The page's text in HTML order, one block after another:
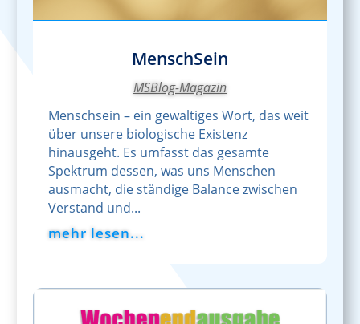
MenschSein
MSBlog-Magazin
Menschsein – ein gewaltiges Wort, das weit
über unsere biologische Existenz
hinausgeht. Es umfasst das gesamte
Spektrum dessen, was uns Menschen
ausmacht, die ständige Balance zwischen
Verstand und...
mehr lesen...